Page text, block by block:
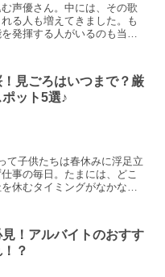
声優さん。中には、その歌
る人も増えてきました。も
発揮する人がいるのも当然
見ごろはいつまで？厳
ット5選♪
て子供たちは春休みに浮足立
事の毎日。たまには、どこ
休むタイミングがなかなか
！アルバイトのおすす
？